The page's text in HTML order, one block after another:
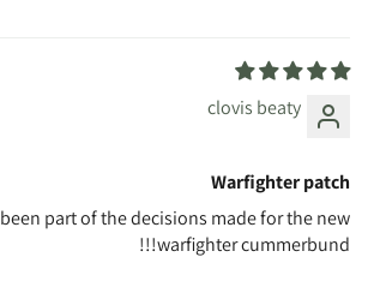
clovis beaty
Warfighter patch
part of the decisions made for the new
warfighter cummerbund!!!